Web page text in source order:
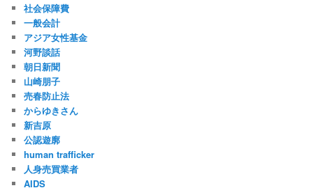
社会保障費
一般会計
アジア女性基金
河野談話
朝日新聞
山崎朋子
売春防止法
からゆきさん
新吉原
公認遊廓
human trafficker
人身売買業者
AIDS